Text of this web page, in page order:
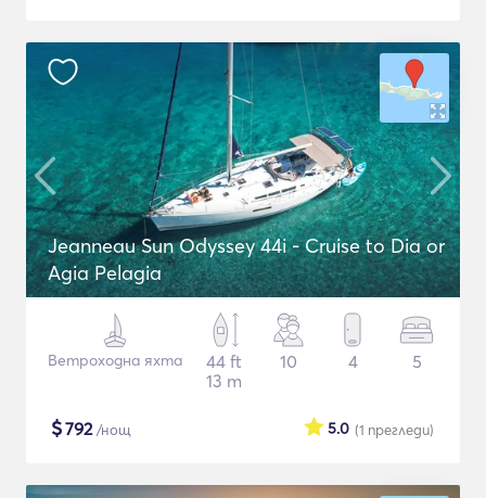
Jeanneau Sun Odyssey 44i - Cruise to Dia or
Agia Pelagia
Ветроходна яхта
44 ft
13 m
10 4 5
$792/нощ (1 прегледи)
5.0